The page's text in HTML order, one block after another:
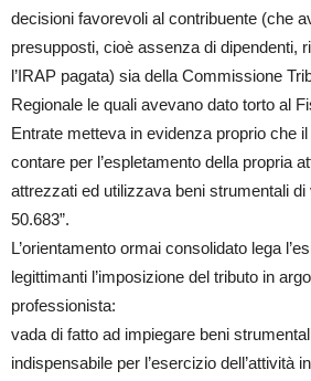
decisioni favorevoli al contribuente (che
presupposti, cioè assenza di dipendenti,
l’IRAP pagata) sia della Commissione
Regionale le quali avevano dato torto al
Entrate metteva in evidenza proprio che
contare per l’espletamento della propria
attrezzati ed utilizzava beni strumentali
50.683”.
L’orientamento ormai consolidato lega
legittimanti l’imposizione del tributo in
professionista:
vada di fatto ad impiegare beni
indispensabile per l’esercizio dell’attività